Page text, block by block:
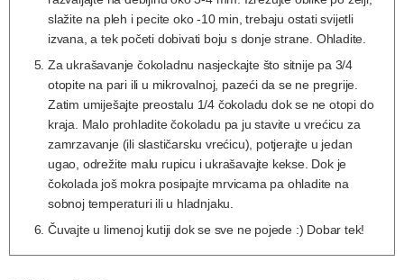
slažite na pleh i pecite oko -10 min, trebaju ostati svijetli
izvana, a tek početi dobivati boju s donje strane. Ohladite.
Za ukrašavanje čokoladnu nasjeckajte što sitnije pa 3/4
otopite na pari ili u mikrovalnoj, pazeći da se ne pregrije.
Zatim umiješajte preostalu 1/4 čokoladu dok se ne otopi do
kraja. Malo prohladite čokoladu pa ju stavite u vrećicu za
zamrzavanje (ili slastičarsku vrećicu), potjerajte u jedan
ugao, odrežite malu rupicu i ukrašavajte kekse. Dok je
čokolada još mokra posipajte mrvicama pa ohladite na
sobnoj temperaturi ili u hladnjaku.
Čuvajte u limenoj kutiji dok se sve ne pojede :) Dobar tek!